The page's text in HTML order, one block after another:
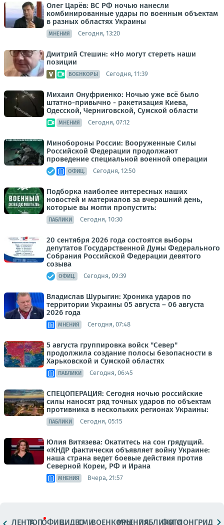
Олег Царёв: ВС РФ ночью нанесли
комбинированные удары по военным объектам
в разных областях Украины
МНЕНИЯ Сегодня, 13:20
Дмитрий Стешин: «Но могут стереть наши
позиции
ВОЕНКОРЫ Сегодня, 11:39
Михаил Онуфриенко: Ночью уже всё было
штатно-привычно - ракетизация Киева,
Одесской, Черниговской, Сумской области
МНЕНИЯ Сегодня, 07:12
Минобороны России: Вооруженные Силы
Российской Федерации продолжают
проведение специальной военной операции
ОФИЦ. Сегодня, 12:50
Подборка наиболее интересных наших
новостей и материалов за вчерашний день,
которые вы могли пропустить:
ПАБЛИКИ Сегодня, 10:30
20 сентября 2026 года состоятся выборы
депутатов Государственной Думы Федерального
Собрания Российской Федерации девятого
созыва
ОФИЦ. Сегодня, 09:39
Владислав Шурыгин: Хроника ударов по
территории Украины 05 августа – 06 августа
2026 года
МНЕНИЯ Сегодня, 07:48
5 августа группировка войск "Север"
продолжила создание полосы безопасности в
Харьковской и Сумской областях
ПАБЛИКИ Сегодня, 06:45
СПЕЦОПЕРАЦИЯ: Сегодня ночью российские
силы наносят ряд точных ударов по объектам
противника в нескольких регионах Украины:
ПАБЛИКИ Сегодня, 05:15
Юлия Витязева: Окатитесь на сон грядущий.
«КНДР фактически объявляет войну Украине:
наша страна ведет боевые действия против
Северной Кореи, РФ и Ирана
МНЕНИЯ Вчера, 21:57
ЛЕНТАТОПОФИЦ.ВИДЕОСМИВОЕНКОРЫМНЕНИЯПАБЛИКИ
ФОТОЛОНГРИДЫ